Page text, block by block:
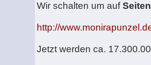
Wir schalten um auf
http://
Jetzt werden ca.